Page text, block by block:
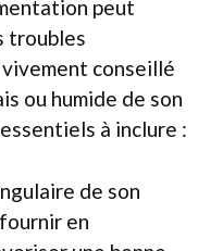
peut
troubles
conseillé
ou humide de son
à inclure :
de son
en